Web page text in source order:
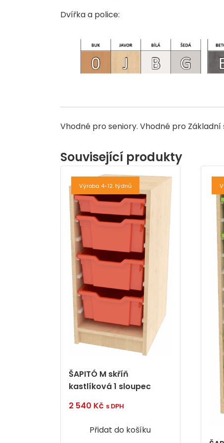
Dvířka a police:
Vhodné pro seniory. Vhodné pro
Související produkty
Výroba 4-12. týdnů
ŠAPITÓ M skříň
kastlíková 1 sloupec
2 540 Kč s DPH
Přidat do košíku